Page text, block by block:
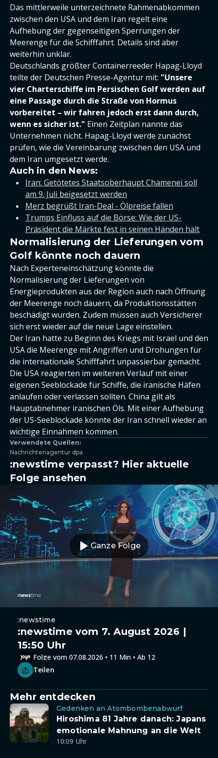
Das mittlerweile unterzeichnete Rahmenabkommen
zwischen den USA und dem Iran regelt eine
Aufhebung der gegenseitigen Sperrungen der
Meerenge für die Schifffahrt. Details sind aber
weiterhin unklar.
Deutschlands größter Containerreeder Hapag-Lloyd
teilte der Deutschen Presse-Agentur mit: "Unsere
vier Charterschiffe im Persischen Golf werden auf
eine Passage durch die Straße von Hormus
vorbereitet – wir fahren jedoch erst dann durch,
wenn es sicher ist." Einen Zeitplan nannte das
Unternehmen nicht. Hapag-Lloyd werde zunächst
prüfen, wie die Vereinbarung zwischen den USA und
dem Iran umgesetzt werde.
Auch in den News:
Iran: Getötetes Staatsoberhaupt Chamenei soll
am 9. Juli beigesetzt werden
Merz begrüßt Iran-Deal - Ölpreise fallen
Trumps Einfluss auf die Börse: Wie der US-
Präsident die Märkte fest in seinen Händen hält
Normalisierung der Lieferungen vom
Golf könnte noch dauern
Nach Experteneinschätzung könnte die
Normalisierung der Lieferungen von
Energieprodukten aus der Region auch nach Öffnung
der Meerenge noch dauern, da Produktionsstätten
beschädigt wurden. Zudem müssen auch Versicherer
sich erst wieder auf die neue Lage einstellen.
Der Iran hatte zu Beginn des Kriegs mit Israel und den
USA die Meerenge mit Angriffen und Drohungen für
die internationale Schifffahrt unpassierbar gemacht.
Die USA reagierten im weiteren Verlauf mit einer
eigenen Seeblockade für Schiffe, die iranische Häfen
anlaufen oder verlassen sollten. China gilt als
Hauptabnehmer iranischen Öls. Mit einer Aufhebung
der US-Seeblockade könnte der Iran schnell wieder an
wichtige Einnahmen kommen.
Verwendete Quellen:
Nachrichtenagentur dpa
:newstime verpasst? Hier aktuelle
Folge ansehen
Ganze Folge
:newstime
:newstime vom 7. August 2026 |
15:50 Uhr
Folge vom 07.08.2026 • 11 Min • Ab 12
Teilen
Mehr entdecken
Gedenken an Atombombenabwurf
Hiroshima 81 Jahre danach: Japans
emotionale Mahnung an die Welt
10:09 Uhr